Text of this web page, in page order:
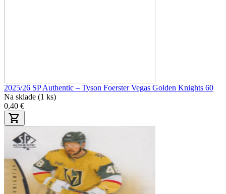
2025/26 SP Authentic – Tyson Foerster Vegas Golden Knights 60
Na sklade (1 ks)
0,40 €